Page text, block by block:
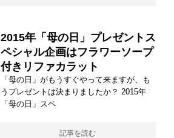
2015年「母の日」プレゼントス
ペシャル企画はフラワーソープ
付きリファカラット
「母の日」がもうすぐやって来ますが、も
うプレゼントは決まりましたか？ 2015年
「母の日」スペ
記事を読む